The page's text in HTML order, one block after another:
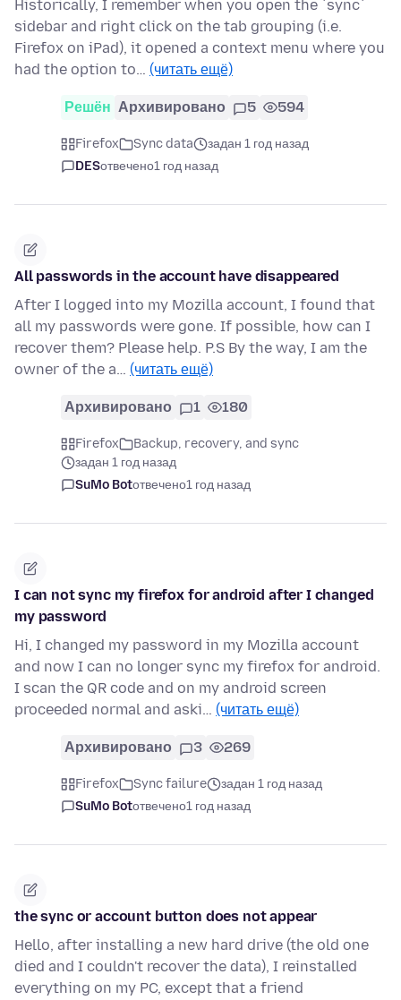
Historically, I remember when you open the `sync`
sidebar and right click on the tab grouping (i.e.
Firefox on iPad), it opened a context menu where you
had the option to… (читать ещё)
Решён Архивировано 5 594
Firefox Sync data
задан 1 год назад
DESотвечено1 год назад
All passwords in the account have disappeared
After I logged into my Mozilla account, I found that
all my passwords were gone. If possible, how can I
recover them? Please help. P.S By the way, I am the
owner of the a… (читать ещё)
Архивировано 1 180
Firefox
Backup, recovery, and sync
задан 1 год назад
SuMo Botотвечено1 год назад
I can not sync my firefox for android after I changed
my password
Hi, I changed my password in my Mozilla account
and now I can no longer sync my firefox for android.
I scan the QR code and on my android screen
proceeded normal and aski… (читать ещё)
Архивировано 3 269
Firefox Sync failure
задан 1 год назад
SuMo Botотвечено1 год назад
the sync or account button does not appear
Hello, after installing a new hard drive (the old one
died and I couldn't recover the data), I reinstalled
everything on my PC, except that a friend